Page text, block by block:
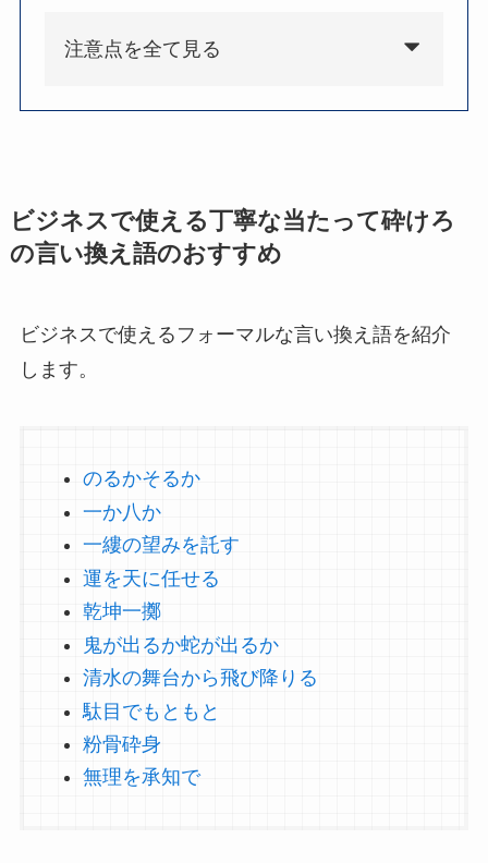
注意点を全て見る
ビジネスで使える丁寧な当たって砕けろ
の言い換え語のおすすめ
ビジネスで使えるフォーマルな言い換え語を紹介
します。
のるかそるか
一か八か
一縷の望みを託す
運を天に任せる
乾坤一擲
鬼が出るか蛇が出るか
清水の舞台から飛び降りる
駄目でもともと
粉骨砕身
無理を承知で